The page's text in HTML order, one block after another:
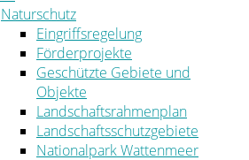
Naturschutz
Eingriffsregelung
Förderprojekte
Geschützte Gebiete und
Objekte
Landschaftsrahmenplan
Landschaftsschutzgebiete
Nationalpark Wattenmeer